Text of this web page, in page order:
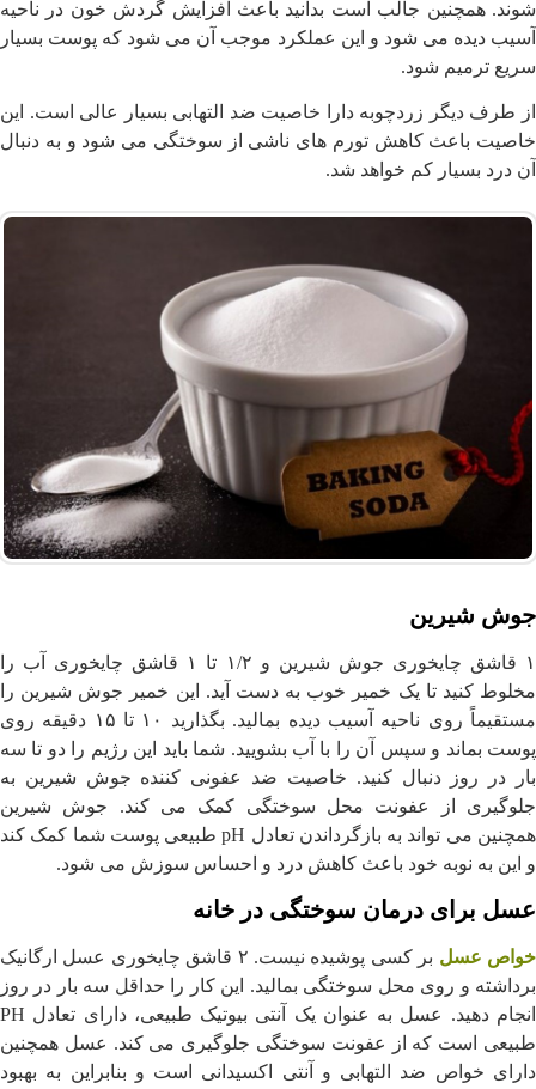
شوند. همچنین جالب است بدانید باعث افزایش گردش خون در ناحیه
آسیب دیده می شود و این عملکرد موجب آن می شود که پوست بسیار
سریع ترمیم شود.
از طرف دیگر زردچوبه دارا خاصیت ضد التهابی بسیار عالی است. این
خاصیت باعث کاهش تورم های ناشی از سوختگی می شود و به دنبال
آن درد بسیار کم خواهد شد.
جوش شیرین
۱ قاشق چایخوری جوش شیرین و ۱/۲ تا ۱ قاشق چایخوری آب را
مخلوط کنید تا یک خمیر خوب به دست آید. این خمیر جوش شیرین را
مستقیماً روی ناحیه آسیب دیده بمالید. بگذارید ۱۰ تا ۱۵ دقیقه روی
پوست بماند و سپس آن را با آب بشویید. شما باید این رژیم را دو تا سه
بار در روز دنبال کنید. خاصیت ضد عفونی کننده جوش شیرین به
جلوگیری از عفونت محل سوختگی کمک می کند. جوش شیرین
همچنین می تواند به بازگرداندن تعادل pH طبیعی پوست شما کمک کند
و این به نوبه خود باعث کاهش درد و احساس سوزش می شود.
عسل برای درمان سوختگی در خانه
خواص عسل
بر کسی پوشیده نیست. ۲ قاشق چایخوری عسل ارگانیک
برداشته و روی محل سوختگی بمالید. این کار را حداقل سه بار در روز
انجام دهید. عسل به عنوان یک آنتی بیوتیک طبیعی، دارای تعادل PH
طبیعی است که از عفونت سوختگی جلوگیری می کند. عسل همچنین
دارای خواص ضد التهابی و آنتی اکسیدانی است و بنابراین به بهبود